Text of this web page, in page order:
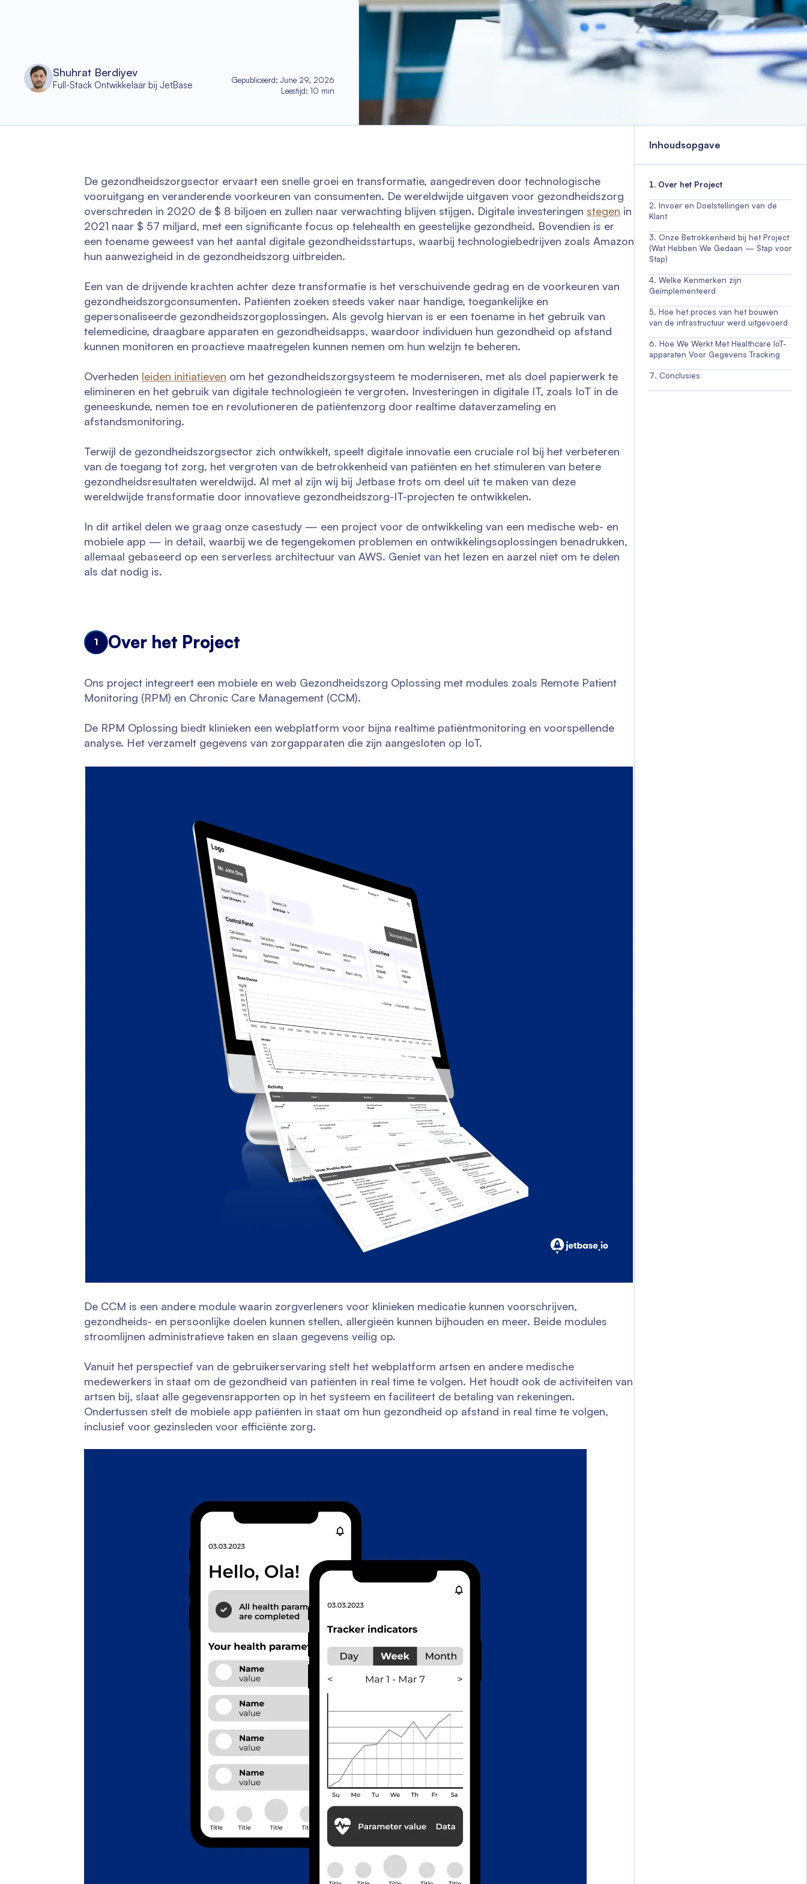
Shuhrat Berdiyev
Full-Stack Ontwikkelaar bij JetBase Gepubliceerd:June 29, 2026
Leestijd:10 min
De gezondheidszorgsector ervaart een snelle groei en transformatie, aangedreven door technologische
vooruitgang en veranderende voorkeuren van consumenten. De wereldwijde uitgaven voor gezondheidszorg
overschreden in 2020 de $ 8 biljoen en zullen naar verwachting blijven stijgen. Digitale investeringen stegen in
2021 naar $ 57 miljard, met een significante focus op telehealth en geestelijke gezondheid. Bovendien is er
een toename geweest van het aantal digitale gezondheidsstartups, waarbij technologiebedrijven zoals Amazon
hun aanwezigheid in de gezondheidszorg uitbreiden.
Een van de drijvende krachten achter deze transformatie is het verschuivende gedrag en de voorkeuren van
gezondheidszorgconsumenten. Patiënten zoeken steeds vaker naar handige, toegankelijke en
gepersonaliseerde gezondheidszorgoplossingen. Als gevolg hiervan is er een toename in het gebruik van
telemedicine, draagbare apparaten en gezondheidsapps, waardoor individuen hun gezondheid op afstand
kunnen monitoren en proactieve maatregelen kunnen nemen om hun welzijn te beheren.
Overheden leiden initiatieven om het gezondheidszorgsysteem te moderniseren, met als doel papierwerk te
elimineren en het gebruik van digitale technologieën te vergroten. Investeringen in digitale IT, zoals IoT in de
geneeskunde, nemen toe en revolutioneren de patiëntenzorg door realtime dataverzameling en
afstandsmonitoring.
Terwijl de gezondheidszorgsector zich ontwikkelt, speelt digitale innovatie een cruciale rol bij het verbeteren
van de toegang tot zorg, het vergroten van de betrokkenheid van patiënten en het stimuleren van betere
gezondheidsresultaten wereldwijd. Al met al zijn wij bij Jetbase trots om deel uit te maken van deze
wereldwijde transformatie door innovatieve gezondheidszorg-IT-projecten te ontwikkelen.
In dit artikel delen we graag onze casestudy — een project voor de ontwikkeling van een medische web- en
mobiele app — in detail, waarbij we de tegengekomen problemen en ontwikkelingsoplossingen benadrukken,
allemaal gebaseerd op een serverless architectuur van AWS. Geniet van het lezen en aarzel niet om te delen
als dat nodig is.
1 Over het Project
Ons project integreert een mobiele en web Gezondheidszorg Oplossing met modules zoals Remote Patient
Monitoring (RPM) en Chronic Care Management (CCM).
De RPM Oplossing biedt klinieken een webplatform voor bijna realtime patiëntmonitoring en voorspellende
analyse. Het verzamelt gegevens van zorgapparaten die zijn aangesloten op IoT.
De CCM is een andere module waarin zorgverleners voor klinieken medicatie kunnen voorschrijven,
gezondheids- en persoonlijke doelen kunnen stellen, allergieën kunnen bijhouden en meer. Beide modules
stroomlijnen administratieve taken en slaan gegevens veilig op.
Vanuit het perspectief van de gebruikerservaring stelt het webplatform artsen en andere medische
medewerkers in staat om de gezondheid van patiënten in real time te volgen. Het houdt ook de activiteiten van
artsen bij, slaat alle gegevensrapporten op in het systeem en faciliteert de betaling van rekeningen.
Ondertussen stelt de mobiele app patiënten in staat om hun gezondheid op afstand in real time te volgen,
inclusief voor gezinsleden voor efficiënte zorg.
Inhoudsopgave
Over het Project
Invoer en Doelstellingen van de
Klant
Onze Betrokkenheid bij het Project
(Wat Hebben We Gedaan — Stap voor
Stap)
Welke Kenmerken zijn
Geïmplementeerd
Hoe het proces van het bouwen
van de infrastructuur werd uitgevoerd
Hoe We Werkt Met Healthcare IoT-
apparaten Voor Gegevens Tracking
Conclusies